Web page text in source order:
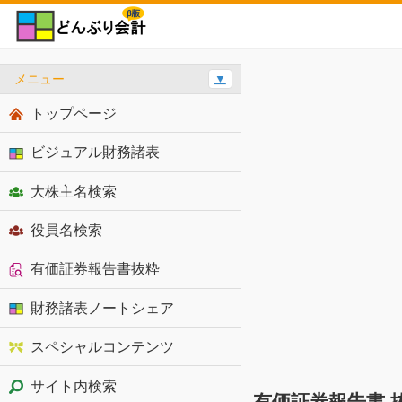
メニュー ▼
トップページ
ビジュアル財務諸表
大株主名検索
役員名検索
有価証券報告書抜粋
財務諸表ノートシェア
スペシャルコンテンツ
サイト内検索